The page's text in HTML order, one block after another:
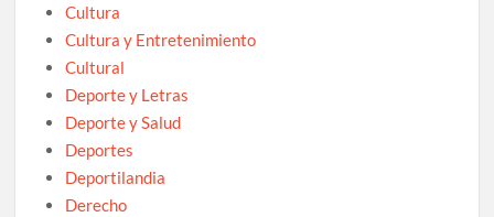
Cultura
Cultura y Entretenimiento
Cultural
Deporte y Letras
Deporte y Salud
Deportes
Deportilandia
Derecho